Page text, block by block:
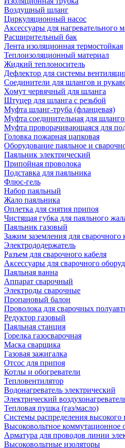
Воздушный шланг
Циркуляционный насос
Аксессуары для нагревательного
Расширительный бак
Лента изоляционная термостойкая
Теплоизоляционный материал
Жидкий теплоноситель
Дефлектор для системы
Соединители для шлангов и
Хомут червячный для шланга
Штуцер для шланга с резьбой
Муфта шланг-труба (фланцевая)
Муфта соединительная для
Муфта проворачивающаяся для
Головка пожарная цапковая
Оборудование паяльное и
Паяльник электрический
Припойная проволока
Подставка для паяльника
Флюс-гель
Набор паяльный
Жало паяльника
Оплетка для снятия припоя
Чистящая губка для паяльного
Паяльник газовый
Зажим заземления для сварочного
Электрододержатель
Разъем для сварочного кабеля
Аксессуары для сварочного
Паяльная ванна
Аппарат сварочный
Электроды сварочные
Пропановый балон
Проволока для сварочных
Редуктор газовый
Паяльная станция
Горелка газосварочная
Маска сварщика
Газовая зажигалка
Отсос для припоя
Котлы и обогреватели
Тепловентилятор
Водонагреватель электрический
Электрический
Тепловая пушка (газ/масло)
Системы распределения высокого
Высоковольтное коммутационное
Арматура для проводов линии
Высоковольтные изоляторы